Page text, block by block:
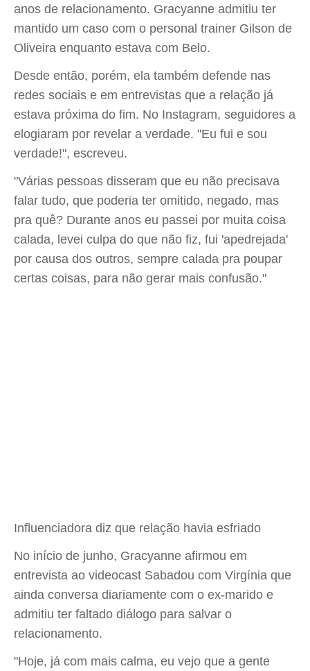
anos de relacionamento. Gracyanne admitiu ter
mantido um caso com o personal trainer Gilson de
Oliveira enquanto estava com Belo.
Desde então, porém, ela também defende nas
redes sociais e em entrevistas que a relação já
estava próxima do fim. No Instagram, seguidores a
elogiaram por revelar a verdade. "Eu fui e sou
verdade!", escreveu.
"Várias pessoas disseram que eu não precisava
falar tudo, que poderia ter omitido, negado, mas
pra quê? Durante anos eu passei por muita coisa
calada, levei culpa do que não fiz, fui 'apedrejada'
por causa dos outros, sempre calada pra poupar
certas coisas, para não gerar mais confusão."
Influenciadora diz que relação havia esfriado
No início de junho, Gracyanne afirmou em
entrevista ao videocast Sabadou com Virgínia que
ainda conversa diariamente com o ex-marido e
admitiu ter faltado diálogo para salvar o
relacionamento.
"Hoje, já com mais calma, eu vejo que a gente